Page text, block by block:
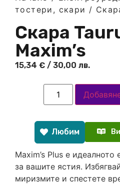
тостери, скари /
Скара
Maxim’s
15,34 € / 30,00 лв.
Любим
Maxim’s Plus е
за вашите ястия.
миризмите и спестете